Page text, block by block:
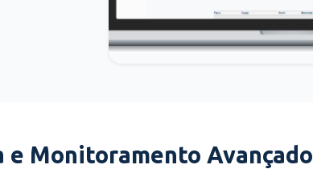
e Monitoramento Avançado